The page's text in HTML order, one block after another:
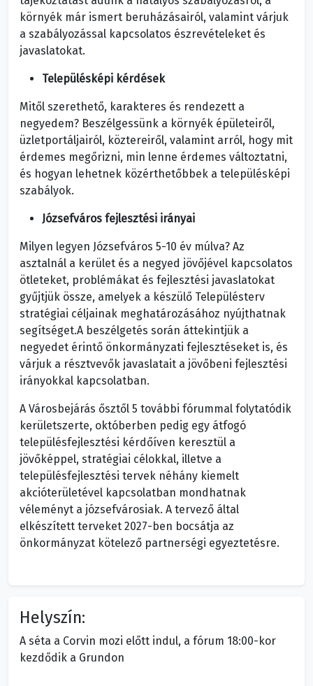
környék már ismert beruházásairól, valamint várjuk
a szabályozással kapcsolatos észrevételeket és
javaslatokat.
Településképi kérdések
Mitől szerethető, karakteres és rendezett a
negyedem? Beszélgessünk a környék épületeiről,
üzletportáljairól, köztereiről, valamint arról, hogy mit
érdemes megőrizni, min lenne érdemes változtatni,
és hogyan lehetnek közérthetőbbek a településképi
szabályok.
Józsefváros fejlesztési irányai
Milyen legyen Józsefváros 5-10 év múlva? Az
asztalnál a kerület és a negyed jövőjével kapcsolatos
ötleteket, problémákat és fejlesztési javaslatokat
gyűjtjük össze, amelyek a készülő Településterv
stratégiai céljainak meghatározásához nyújthatnak
segítséget.A beszélgetés során áttekintjük a
negyedet érintő önkormányzati fejlesztéseket is, és
várjuk a résztvevők javaslatait a jövőbeni fejlesztési
irányokkal kapcsolatban.
A Városbejárás ősztől 5 további fórummal folytatódik
kerületszerte, októberben pedig egy átfogó
településfejlesztési kérdőíven keresztül a
jövőképpel, stratégiai célokkal, illetve a
településfejlesztési tervek néhány kiemelt
akcióterületével kapcsolatban mondhatnak
véleményt a józsefvárosiak. A tervező által
elkészített terveket 2027-ben bocsátja az
önkormányzat kötelező partnerségi egyeztetésre.
Helyszín:
A séta a Corvin mozi előtt indul, a fórum 18:00-kor
kezdődik a Grundon